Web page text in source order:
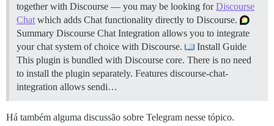
together with Discourse — you may be looking forDiscourse
Chat which adds Chat functionality directly to Discourse.
Summary Discourse Chat Integration allows you to integrate
your chat system of choice with Discourse.
Install Guide
This plugin is bundled with Discourse core. There is no need
to install the plugin separately. Features discourse-chat-
integration allows sendi…
Há também alguma discussão sobre Telegram nesse tópico.